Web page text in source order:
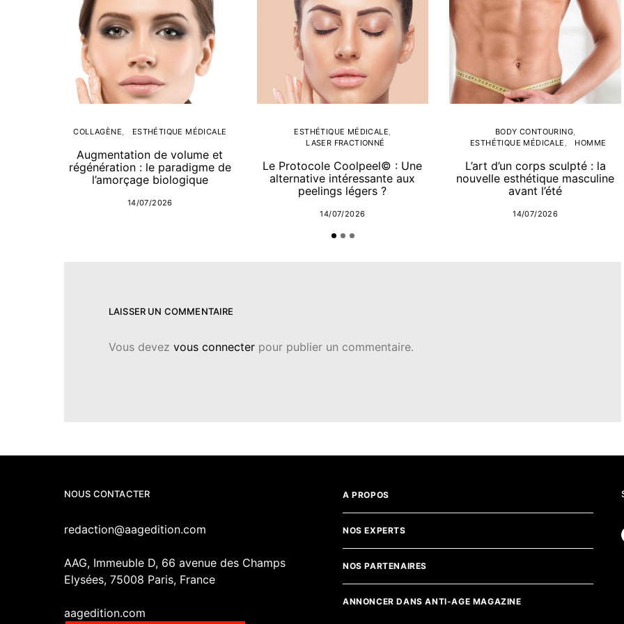
COLLAGÈNE ESTHÉTIQUE MÉDICALE
Augmentation de volume et
régénération : le paradigme de
l’amorçage biologique
14/07/2026
ESTHÉTIQUE MÉDICALE
LASER FRACTIONNÉ
Le Protocole Coolpeel© : Une
alternative intéressante aux
peelings légers ?
14/07/2026
BODY CONTOURING
ESTHÉTIQUE MÉDICALE
HOMME
L’art d’un corps sculpté : la
nouvelle esthétique masculine
avant l’été
14/07/2026
LAISSER UN COMMENTAIRE
Vous devez vous connecter pour publier un commentaire.
NOUS CONTACTER
redaction@aagedition.com
AAG, Immeuble D, 66 avenue des Champs
Elysées, 75008 Paris, France
aagedition.com
A PROPOS
NOS EXPERTS
NOS PARTENAIRES
ANNONCER DANS ANTI-AGE MAGAZINE